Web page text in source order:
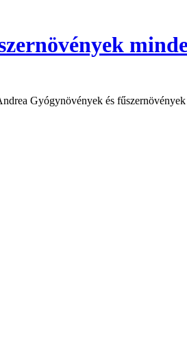
Gyógynövények és